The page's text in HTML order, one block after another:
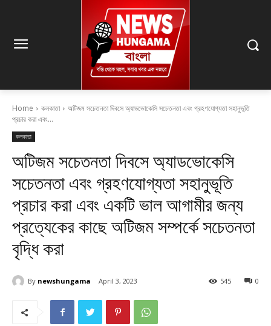
Home কলকাতা
অটিজম সচেতনতা দিবসে অ্যাডভোকেসি সচেতনতা এবং গ্রহণযোগ্যতা সহানুভূতি
প্রচার করা এবং...
কলকাতা
অটিজম সচেতনতা দিবসে অ্যাডভোকেসি
সচেতনতা এবং গ্রহণযোগ্যতা সহানুভূতি
প্রচার করা এবং একটি ভাল আগামীর জন্য
প্রত্যেকের কাছে অটিজম সম্পর্কে সচেতনতা
বৃদ্ধি করা
By newshungama April 3, 2023 0
545